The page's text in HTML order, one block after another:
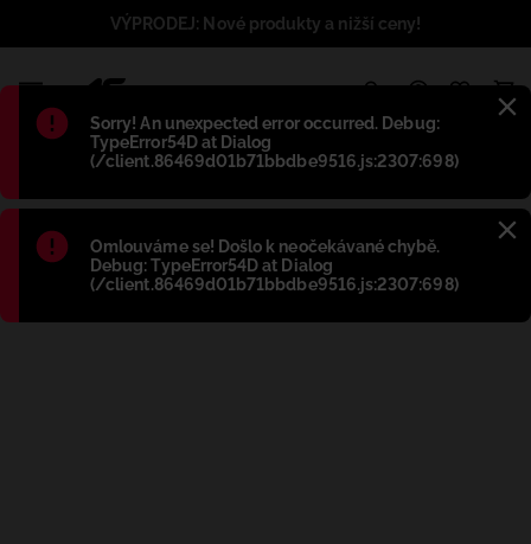
Błąd:
Sorry! An unexpected error occurred. Debug:
TypeError54D at Dialog
(/client.86469d01b71bbdbe9516.js:2307:698)
Błąd:
Omlouváme se! Došlo k neočekávané chybě.
Debug: TypeError54D at Dialog
(/client.86469d01b71bbdbe9516.js:2307:698)
VÝPRODEJ: Nové produkty a nižší ceny!